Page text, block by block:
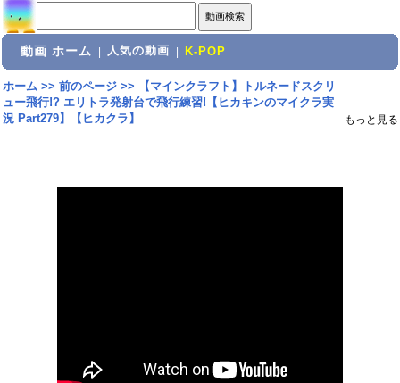
動画 ホーム 人気の動画 K-POP
ホーム>> 前のページ>>
【マインクラフト】トルネードスクリ
ュー飛行!? エリトラ発射台で飛行練習!【ヒカキンのマイクラ実
況 Part279】【ヒカクラ】
もっと見る